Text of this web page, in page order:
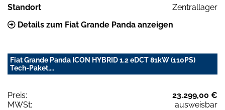
Standort
Zentrallager
Details zum Fiat Grande Panda anzeigen
Fiat Grande Panda ICON HYBRID 1.2 eDCT 81kW (110PS)
Tech-Paket,...
Preis:
23.299,00 €
MWSt:
ausweisbar